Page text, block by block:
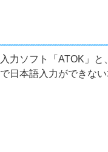
力ソフト「ATOK」
日本語入力ができな